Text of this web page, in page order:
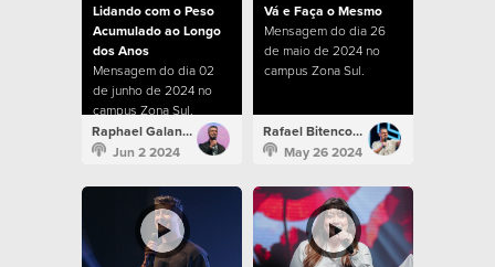
Lidando com o Peso
Acumulado ao Longo
dos Anos
Mensagem do dia 02
de junho de 2024 no
campus Zona Sul.
Raphael Galante
Jun 2 2024
Vá e Faça o Mesmo
Mensagem do dia 26
de maio de 2024 no
campus Zona Sul.
Rafael Bitencourt
May 26 2024